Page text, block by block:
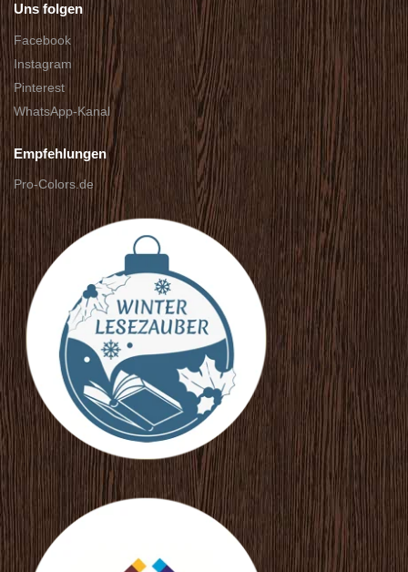
Uns folgen
Facebook
Instagram
Pinterest
WhatsApp-Kanal
Empfehlungen
Pro-Colors.de